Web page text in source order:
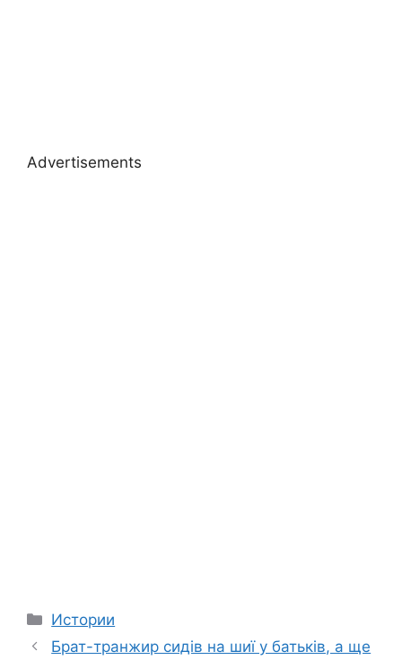
Advertisements
Categories
Истории
Брат-транжир сидів на шиї у батьків, а ще